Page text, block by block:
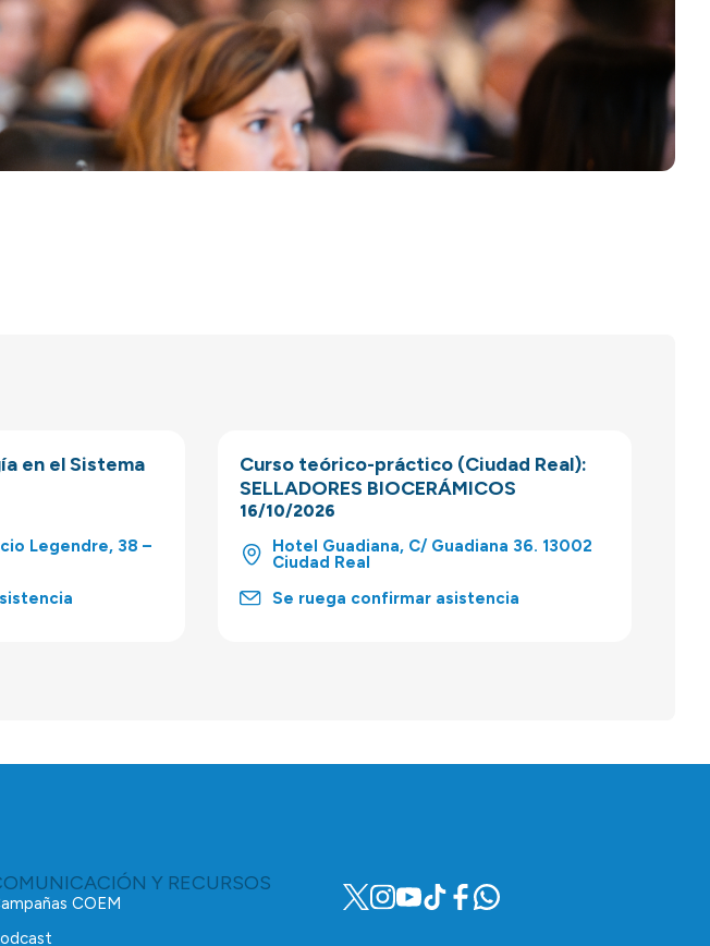
en el Sistema
Legendre, 38 –
Curso teórico-práctico (Ciudad Real):
SELLADORES BIOCERÁMICOS
16/10/2026
Hotel Guadiana, C/ Guadiana 36. 13002
Ciudad Real
Se ruega confirmar asistencia
Y RECURSOS
COEM